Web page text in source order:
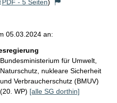
PDF - 5 Seiten)
05.03.2024 an:
Bundesministerium für Umwelt,
Naturschutz, nukleare Sicherheit
und Verbraucherschutz (BMUV)
(20. WP) [alle SG dorthin]